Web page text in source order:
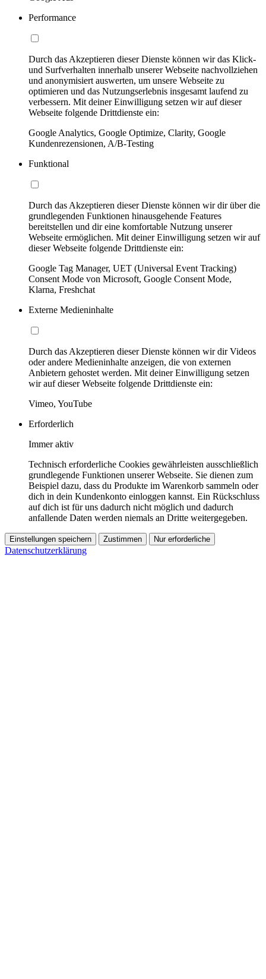
Performance
Durch das Akzeptieren dieser Dienste können wir das Klick-
und Surfverhalten innerhalb unserer Webseite nachvollziehen
und anonymisiert auswerten, um unsere Webseite zu
optimieren und das Nutzungserlebnis insgesamt laufend zu
verbessern. Mit deiner Einwilligung setzen wir auf dieser
Webseite folgende Drittdienste ein:
Google Analytics, Google Optimize, Clarity, Google
Kundenrezensionen, A/B-Testing
Funktional
Durch das Akzeptieren dieser Dienste können wir dir über die
grundlegenden Funktionen hinausgehende Features
bereitstellen und dir eine komfortable Nutzung unserer
Webseite ermöglichen. Mit deiner Einwilligung setzen wir auf
dieser Webseite folgende Drittdienste ein:
Google Tag Manager, UET (Universal Event Tracking)
Consent Mode von Microsoft, Google Consent Mode,
Klarna, Freshchat
Externe Medieninhalte
Durch das Akzeptieren dieser Dienste können wir dir Videos
oder andere Medieninhalte anzeigen, die von externen
Anbietern gehostet werden. Mit deiner Einwilligung setzen
wir auf dieser Webseite folgende Drittdienste ein:
Vimeo, YouTube
Erforderlich
Immer aktiv
Technisch erforderliche Cookies gewährleisten ausschließlich
grundlegende Funktionen unserer Webseite. Sie dienen zum
Beispiel dazu, dass du Produkte im Warenkorb sammeln oder
dich in dein Kundenkonto einloggen kannst. Ein Rückschluss
auf dich ist für uns dadurch nicht möglich und dadurch
anfallende Daten werden niemals an Dritte weitergegeben.
Einstellungen speichern Zustimmen Nur erforderliche
Datenschutzerklärung